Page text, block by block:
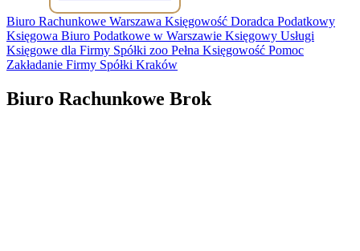
Biuro Rachunkowe Warszawa Księgowość Doradca Podatkowy
Księgowa Biuro Podatkowe w Warszawie Księgowy Usługi
Księgowe dla Firmy Spółki zoo Pełna Księgowość Pomoc
Zakładanie Firmy Spółki Kraków
Biuro Rachunkowe Brok